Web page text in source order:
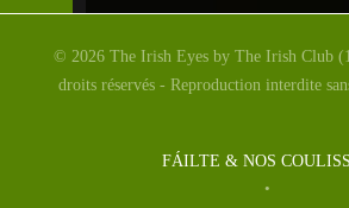
© 2026 The Irish Eyes by The Irish Club
droits réservés - Reproduction interdite
FÁILTE & NOS